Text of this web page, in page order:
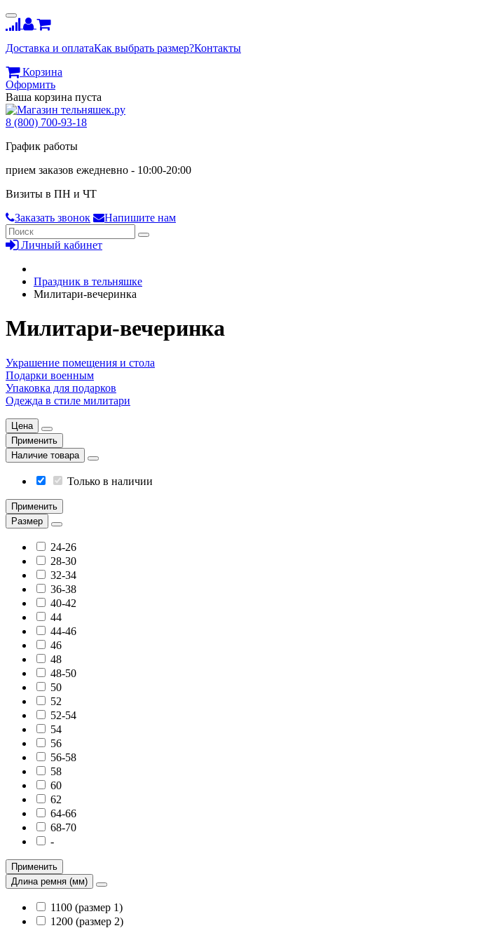
Доставка и оплатаКак выбрать размер?Контакты
Корзина
Оформить
Ваша корзина пуста
8 (800) 700-93-18
График работы
прием заказов ежедневно - 10:00-20:00
Визиты в ПН и ЧТ
Заказать звонок
Напишите нам
Личный кабинет
Праздник в тельняшке
Милитари-вечеринка
Милитари-вечеринка
Украшение помещения и стола
Подарки военным
Упаковка для подарков
Одежда в стиле милитари
Цена
Применить
Наличие товара
Только в наличии
Применить
Размер
24-26
28-30
32-34
36-38
40-42
44
44-46
46
48
48-50
50
52
52-54
54
56
56-58
58
60
62
64-66
68-70
-
Применить
Длина ремня (мм)
1100 (размер 1)
1200 (размер 2)